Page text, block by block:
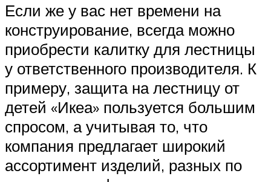
Если же у вас нет времени на
конструирование, всегда можно
приобрести калитку для лестницы
у ответственного производителя. К
примеру, защита на лестницу от
детей «Икеа» пользуется большим
спросом, а учитывая то, что
компания предлагает широкий
ассортимент изделий, разных по